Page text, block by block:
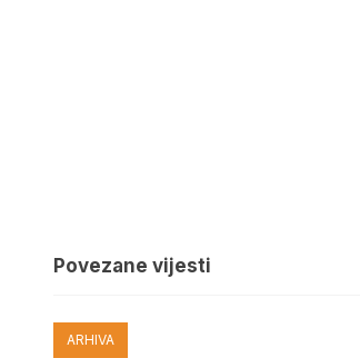
Povezane vijesti
ARHIVA